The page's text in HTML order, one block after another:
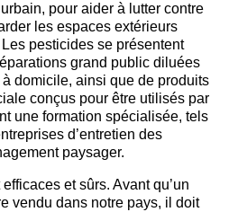
pour aider à lutter contre
les espaces extérieurs
pesticides se présentent
grand public diluées
domicile, ainsi que de produits
conçus pour être utilisés par
une formation spécialisée, tels
d’entretien des
paysager.
et sûrs. Avant qu’un
vendu dans notre pays, il doit